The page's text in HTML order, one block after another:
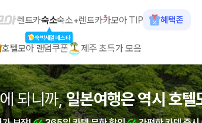
랫폼
렌트카숙소
숙박세일페스타
숙소+렌트카카모아 TIP 혜택존
호텔모아 랜덤쿠폰 제주 초특가 모음
되니까,부산여행은 역시 호텔